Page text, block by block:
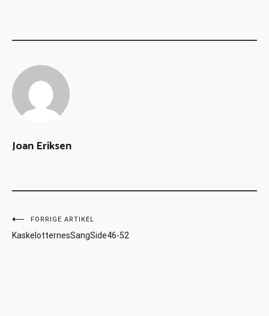
Joan Eriksen
FORRIGE ARTIKEL
KaskelotternesSangSide46-52